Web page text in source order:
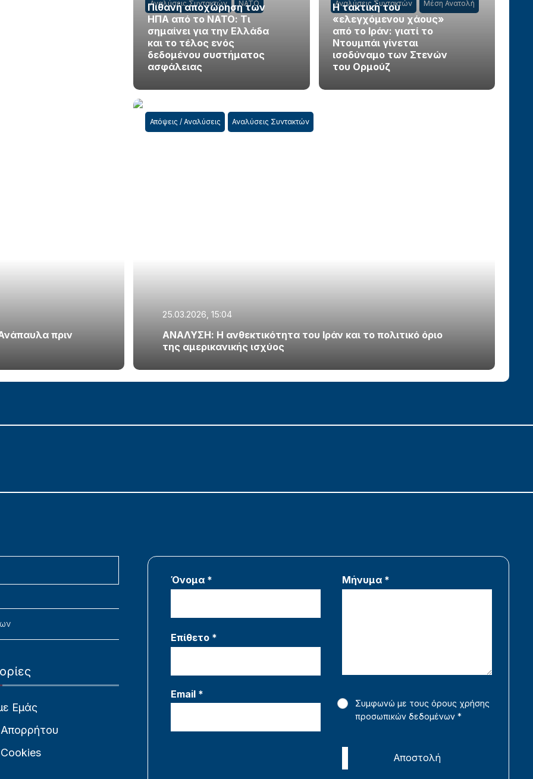
πριν
Αναλύσεις Συντακτών ΝΑΤΟ
Πιθανή αποχώρηση των
ΗΠΑ από το ΝΑΤΟ: Τι
σημαίνει για την Ελλάδα
και το τέλος ενός
δεδομένου συστήματος
ασφάλειας
Αναλύσεις Συντακτών Μέση Ανατολή
Η τακτική του
«ελεγχόμενου χάους»
από το Ιράν: γιατί το
Ντουμπάι γίνεται
ισοδύναμο των Στενών
του Ορμούζ
Απόψεις / Αναλύσεις Αναλύσεις Συντακτών
25.03.2026, 15:04
ΑΝΑΛΥΣΗ: Η ανθεκτικότητα του Ιράν και το πολιτικό όριο
της αμερικανικής ισχύος
Εμάς
Απορρήτου
Cookies
Όνομα *
Επίθετο *
Email *
Μήνυμα *
Συμφωνώ με τους όρους χρήσης
προσωπικών δεδομένων *
Αποστολή